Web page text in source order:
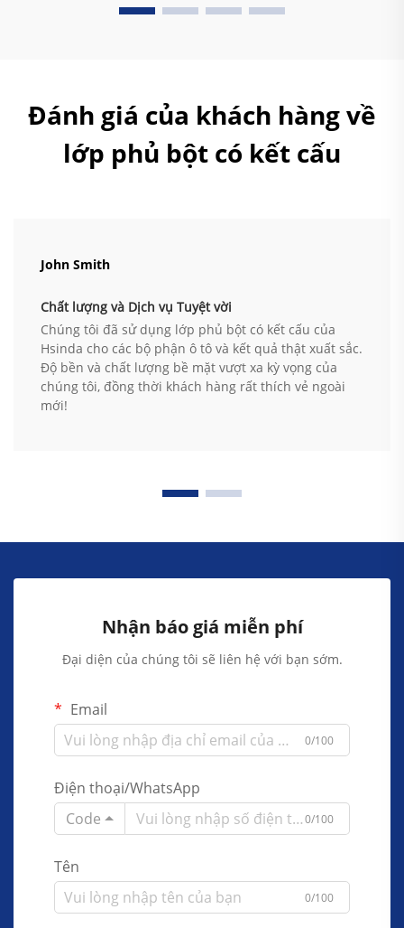
Đánh giá của khách hàng về
lớp phủ bột có kết cấu
John Smith
Chất lượng và Dịch vụ Tuyệt vời
Chúng tôi đã sử dụng lớp phủ bột có kết cấu của
Hsinda cho các bộ phận ô tô và kết quả thật xuất sắc.
Độ bền và chất lượng bề mặt vượt xa kỳ vọng của
chúng tôi, đồng thời khách hàng rất thích vẻ ngoài
mới!
Nhận báo giá miễn phí
Đại diện của chúng tôi sẽ liên hệ với bạn sớm.
Email
0/100
Điện thoại/WhatsApp
Code
0/100
Tên
0/100